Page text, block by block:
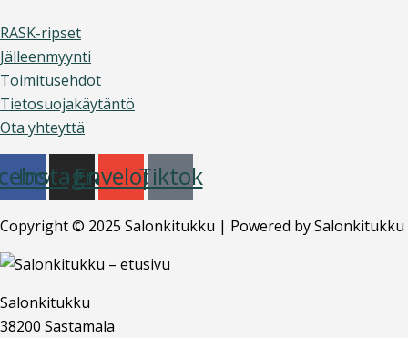
RASK-ripset
Jälleenmyynti
Toimitusehdot
Tietosuojakäytäntö
Ota yhteyttä
Instagram
EnvelopeTiktok
Copyright © 2025 Salonkitukku | Powered by Salonkitukku
Salonkitukku
38200 Sastamala